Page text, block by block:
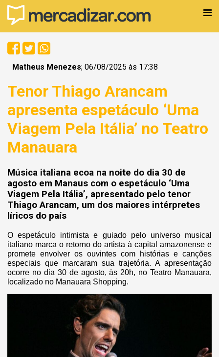
Matheus Menezes; 06/08/2025 às 17:38
Tenor Thiago Arancam
apresenta espetáculo ‘Uma
Viagem Pela Itália’ no Teatro
Manauara
Música italiana ecoa na noite do dia 30 de
agosto em Manaus com o espetáculo ‘Uma
Viagem Pela Itália’, apresentado pelo tenor
Thiago Arancam, um dos maiores intérpretes
líricos do país
O espetáculo intimista e guiado pelo universo musical
italiano marca o retorno do artista à capital amazonense e
promete envolver os ouvintes com histórias e canções
especiais que marcaram sua trajetória. A apresentação
ocorre no dia 30 de agosto, às 20h, no Teatro Manauara,
localizado no Manauara Shopping.